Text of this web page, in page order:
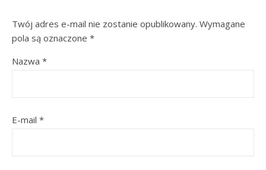
Twój adres e-mail nie zostanie opublikowany. Wymagane
pola są oznaczone *
Nazwa *
E-mail *